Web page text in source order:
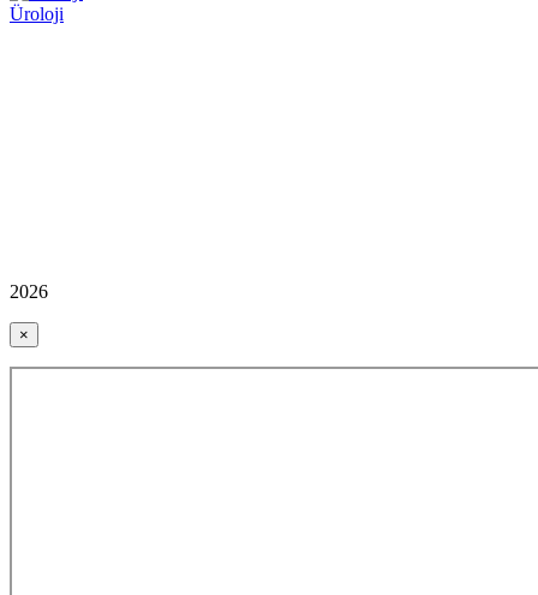
Üroloji
2026
×